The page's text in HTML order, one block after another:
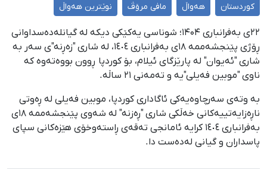
کوردستان هەواڵ مافی مرۆڤ نوێترین هەواڵ
۲۲ی بەفرانباری ۱۴۰۴؛ شوناسی یەکێکی دیکە لە گیانلەدەسداوانی
ڕۆژی پێنجشەممە ١٨ی بەفرانباری ١٤٠٤، لە شاری "زەڕنە"ی سەر بە
شاری "ئەیوان" لە پارێزگای ئیلام، بۆ کوردپا ڕوون بووەتەوە کە
ناوی "موبین فەیلی"یە و تەمەنی ٢١ ساڵە.
بە وتەی سەرچاوەیەکی ئاگاداری کوردپا، موبین فەیلی لە ڕەوتی
ناڕەزایەتییەکانی خەڵکی شاری "ڕەزنە" لە شەوی پێنجشەممە ١٨ی
بەفرانباری ١٤٠٤ کرایە ئامانجی تەقەی ڕاستەوخۆی هێزەکانی سپای
پاسداران و گیانی لەدەست دا.